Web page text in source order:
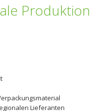
Produktion
Lieferanten